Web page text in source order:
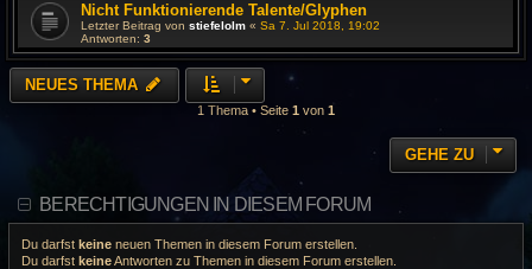
Nicht Funktionierende Talente/Glyphen
Letzter Beitrag von stiefelolm « Sa 7. Jul 2018, 19:02
Antworten: 3
NEUES THEMA
1 Thema • Seite 1 von 1
GEHE ZU
BERECHTIGUNGEN IN DIESEM FORUM
Du darfst keine neuen Themen in diesem Forum erstellen.
Du darfst keineAntworten zu Themen in diesem Forum erstellen.